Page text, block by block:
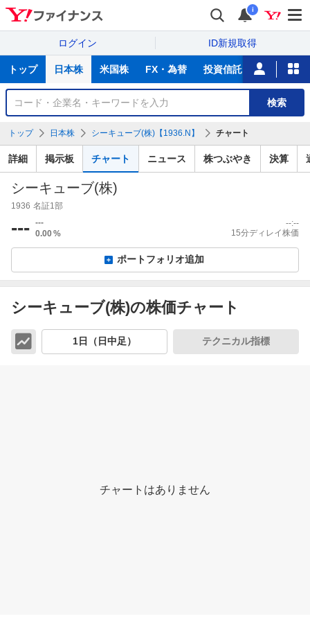
i
ログイン ID新規取得
サ
トップ 日本株 米国株 FX・為替 投資信託 ニュース
銘
検
索
検索
トップ 日本株 シーキューブ(株)【1936.N】 チャート
詳細 掲示板 チャート ニュース 株つぶやき 決算
シーキューブ(株)
1936 名証1部
--- ---
0.00%
--:--
15分ディレイ株価
ポートフォリオ追加
シーキューブ(株)の株価チャート
1日（日中足） テクニカル指標
チャートはありません